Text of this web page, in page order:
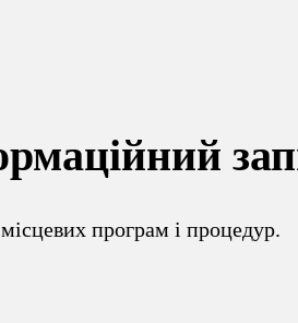
програм і процедур.